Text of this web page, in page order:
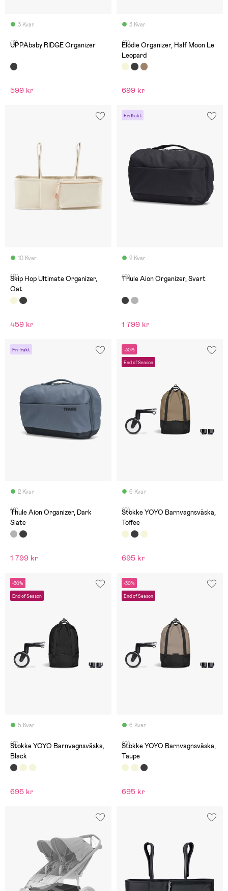
3 Kvar
(2)
UPPAbaby RIDGE Organizer
599 kr
3 Kvar
(0)
Elodie Organizer, Half Moon Le
Leopard
699 kr
10 Kvar
(0)
Skip Hop Ultimate Organizer,
Oat
459 kr
Fri frakt
2 Kvar
(0)
Thule Aion Organizer, Svart
1 799 kr
Fri frakt
2 Kvar
(0)
Thule Aion Organizer, Dark
Slate
1 799 kr
-30%
End of Season
6 Kvar
(0)
Stokke YOYO Barnvagnsväska,
Toffee
695 kr
-30%
End of Season
5 Kvar
(0)
Stokke YOYO Barnvagnsväska,
Black
695 kr
-30%
End of Season
6 Kvar
(0)
Stokke YOYO Barnvagnsväska,
Taupe
695 kr